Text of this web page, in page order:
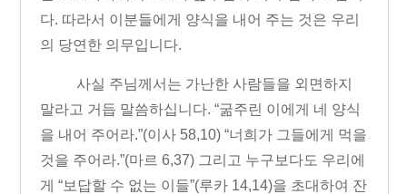
다. 따라서 이분들에게 양식을 내어 주는 것은 우리
의 당연한 의무입니다.
사실 주님께서는 가난한 사람들을 외면하지
말라고 거듭 말씀하십니다. “굶주린 이에게 네 양식
을 내어 주어라.”(이사 58,10) “너희가 그들에게 먹을
것을 주어라.”(마르 6,37) 그리고 누구보다도 우리에
게 “보답할 수 없는 이들”(루카 14,14)을 초대하여 잔